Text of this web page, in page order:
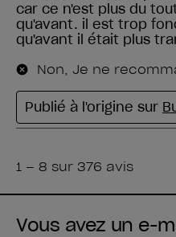
Vous avez un e-